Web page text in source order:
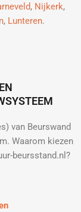
, Nijkerk,
, Lunteren.
van Beurswand
Waarom kiezen
beursstand.nl?